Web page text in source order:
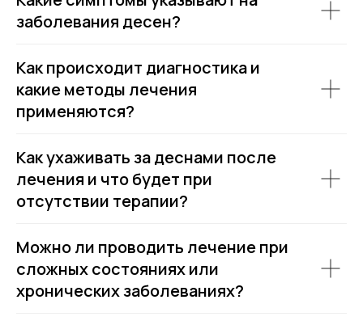
заболевания десен?
Как происходит диагностика и
какие методы лечения
применяются?
Как ухаживать за деснами после
лечения и что будет при
отсутствии терапии?
Можно ли проводить лечение при
сложных состояниях или
хронических заболеваниях?